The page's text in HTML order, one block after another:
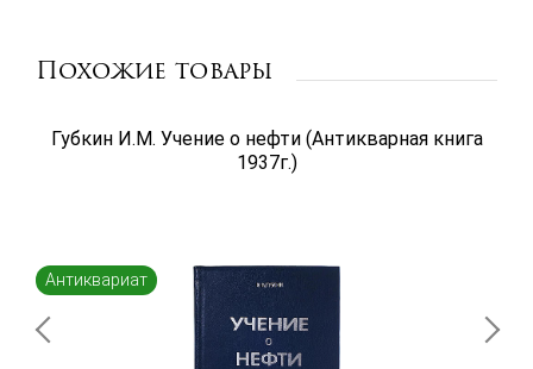
Похожие товары
Губкин И.М. Учение о нефти (Антикварная книга
1937г.)
Антиквариат